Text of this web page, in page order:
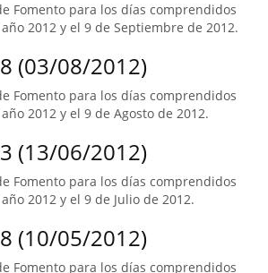
Fomento para los días comprendidos
2012 y el 9 de Septiembre de 2012.
(03/08/2012)
Fomento para los días comprendidos
2012 y el 9 de Agosto de 2012.
(13/06/2012)
Fomento para los días comprendidos
2012 y el 9 de Julio de 2012.
(10/05/2012)
Fomento para los días comprendidos